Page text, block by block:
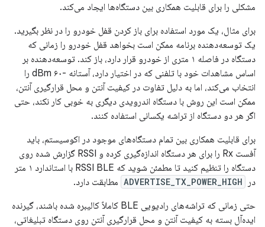
مشکلی را برای قابلیت همکاری بین دستگاه‌ها ایجاد می‌کند.
برای مثال، یک مورد استفاده برای باز کردن قفل خودرو را در نظر بگیرید.
یک توسعه‌دهنده برنامه ممکن است بخواهد قفل خودرو را زمانی که
دستگاه در فاصله ۱ متری از خودرو قرار دارد، باز کند. توسعه‌دهنده بر
اساس مشاهدات خود با تلفنی که در اختیار دارد، آستانه -۶۰ dBm را
انتخاب می‌کند، اما به دلیل تفاوت در کیفیت آنتن و محل قرارگیری آنتن،
ممکن است این روش با دستگاه اندرویدی دیگری به خوبی کار نکند، حتی
اگر هر دو دستگاه از تراشه یکسانی استفاده کنند.
برای قابلیت همکاری بین تمام دستگاه‌های موجود در اکوسیستم، باید
آفست Rx را برای هر دستگاه اندازه‌گیری کرده و RSSI گزارش شده روی
دستگاه را تنظیم کنید تا مطمئن شوید که RSSI BLE با استاندارد ۱ متر
در
ADVERTISE_TX_POWER_HIGH مطابقت دارد.
حتی زمانی که تراشه‌های رادیویی BLE کاملاً کالیبره شده باشند، گیرنده
ایده‌آل بسته به کیفیت آنتن و محل قرارگیری آنتن روی دستگاه تبلیغاتی،